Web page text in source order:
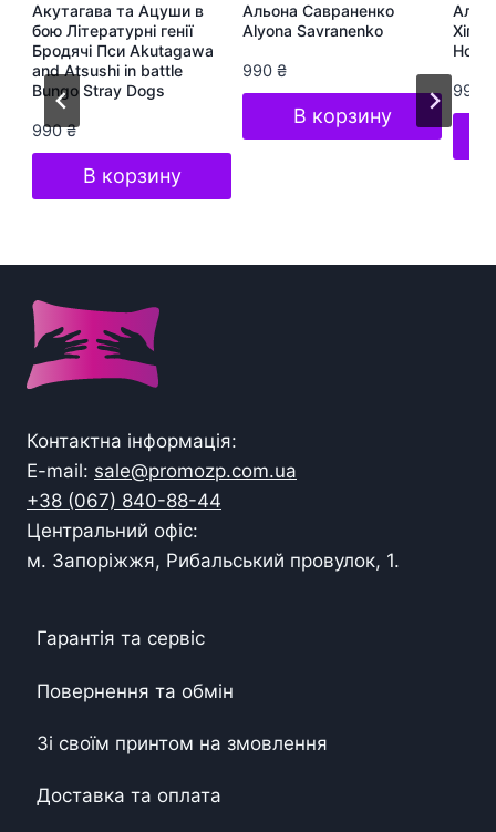
Акутагава та Ацуши в
бою Літературні генії
Бродячі Пси Akutagawa
and Atsushi in battle
Bungo Stray Dogs
990₴
В корзину
Альона Савраненко
Alyona Savranenko
990 ₴
В корзину
Хіп-
Hop
990
Контактна інформація:
E-mail: sale@promozp.com.ua
+38 (067) 840-88-44
Центральний офіс:
м. Запоріжжя, Рибальський провулок, 1.
Гарантія та сервіс
Повернення та обмін
Зі своїм принтом на змовлення
Доставка та оплата